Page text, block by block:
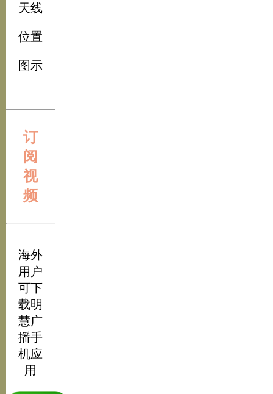
天线
位置
图示
订
阅
视
频
海外
用户
可下
载明
慧广
播手
机应
用